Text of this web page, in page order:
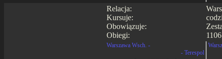
Relacja:
Kursuje:
Obowiązuje:
Obiegi:
Warszawa Wsch. -
- Terespol